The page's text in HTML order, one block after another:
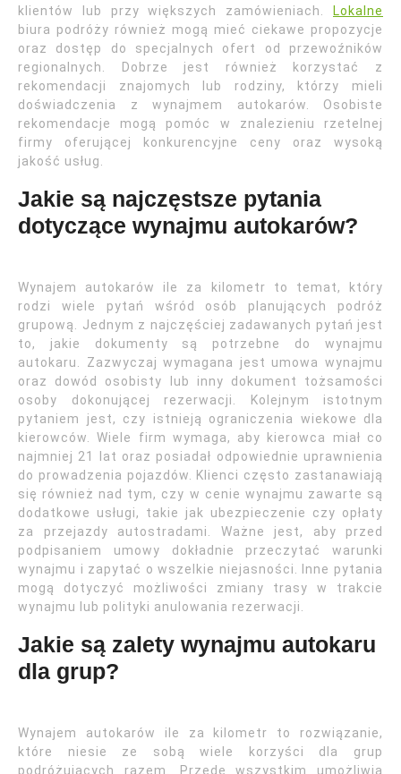
klientów lub przy większych zamówieniach.
Lokalne
biura podróży również mogą mieć ciekawe propozycje
oraz dostęp do specjalnych ofert od przewoźników
regionalnych. Dobrze jest również korzystać z
rekomendacji znajomych lub rodziny, którzy mieli
doświadczenia z wynajmem autokarów. Osobiste
rekomendacje mogą pomóc w znalezieniu rzetelnej
firmy oferującej konkurencyjne ceny oraz wysoką
jakość usług.
Jakie są najczęstsze pytania
dotyczące wynajmu autokarów?
Wynajem autokarów ile za kilometr to temat, który
rodzi wiele pytań wśród osób planujących podróż
grupową. Jednym z najczęściej zadawanych pytań jest
to, jakie dokumenty są potrzebne do wynajmu
autokaru. Zazwyczaj wymagana jest umowa wynajmu
oraz dowód osobisty lub inny dokument tożsamości
osoby dokonującej rezerwacji. Kolejnym istotnym
pytaniem jest, czy istnieją ograniczenia wiekowe dla
kierowców. Wiele firm wymaga, aby kierowca miał co
najmniej 21 lat oraz posiadał odpowiednie uprawnienia
do prowadzenia pojazdów. Klienci często zastanawiają
się również nad tym, czy w cenie wynajmu zawarte są
dodatkowe usługi, takie jak ubezpieczenie czy opłaty
za przejazdy autostradami. Ważne jest, aby przed
podpisaniem umowy dokładnie przeczytać warunki
wynajmu i zapytać o wszelkie niejasności. Inne pytania
mogą dotyczyć możliwości zmiany trasy w trakcie
wynajmu lub polityki anulowania rezerwacji.
Jakie są zalety wynajmu autokaru
dla grup?
Wynajem autokarów ile za kilometr to rozwiązanie,
które niesie ze sobą wiele korzyści dla grup
podróżujących razem. Przede wszystkim umożliwia